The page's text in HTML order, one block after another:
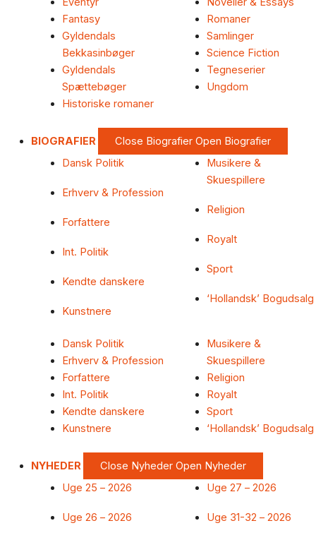
Fantasy
Gyldendals
Bekkasinbøger
Gyldendals
Spættebøger
Historiske romaner
Romaner
Samlinger
Science Fiction
Tegneserier
Ungdom
BIOGRAFIER Close Biografier Open Biografier
Dansk Politik
Erhverv & Profession
Forfattere
Int. Politik
Kendte danskere
Kunstnere
Musikere &
Skuespillere
Religion
Royalt
Sport
‘Hollandsk’ Bogudsalg
Dansk Politik
Erhverv & Profession
Forfattere
Int. Politik
Kendte danskere
Kunstnere
Musikere &
Skuespillere
Religion
Royalt
Sport
‘Hollandsk’ Bogudsalg
NYHEDER Close Nyheder Open Nyheder
Uge 25 – 2026
Uge 26 – 2026
Uge 27 – 2026
Uge 31-32 – 2026